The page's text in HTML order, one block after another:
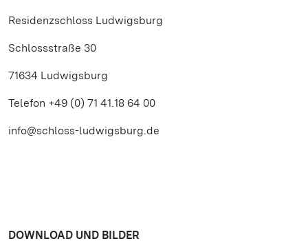
Residenzschloss Ludwigsburg
Schlossstraße 30
71634 Ludwigsburg
Telefon +49 (0) 71 41.18 64 00
info@schloss-ludwigsburg.de
DOWNLOAD UND BILDER